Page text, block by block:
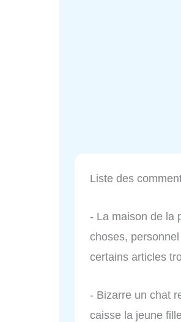
Liste des
- La maison de la
choses,
certains articles
- Bizarre un chat
caisse la jeune